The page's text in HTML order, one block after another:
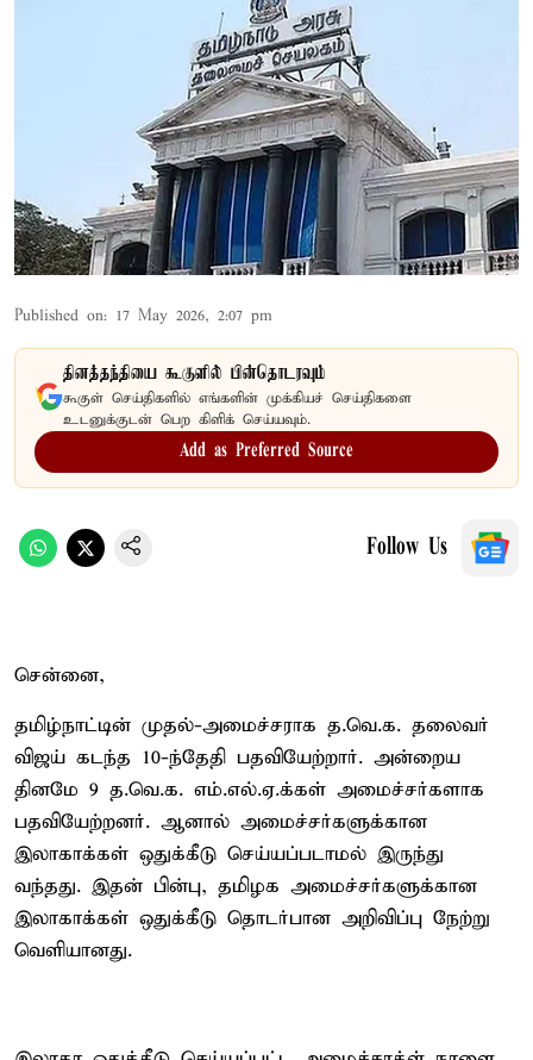
Published on: 17 May 2026, 2:07 pm
தினத்தந்தியை கூகுளில் பின்தொடரவும்
கூகுள் செய்திகளில் எங்களின் முக்கியச் செய்திகளை
உடனுக்குடன் பெற கிளிக் செய்யவும்.
Add as Preferred Source
Follow Us
சென்னை,
தமிழ்நாட்டின் முதல்-அமைச்சராக த.வெ.க. தலைவர்
விஜய் கடந்த 10-ந்தேதி பதவியேற்றார். அன்றைய
தினமே 9 த.வெ.க. எம்.எல்.ஏ.க்கள் அமைச்சர்களாக
பதவியேற்றனர். ஆனால் அமைச்சர்களுக்கான
இலாகாக்கள் ஒதுக்கீடு செய்யப்படாமல் இருந்து
வந்தது. இதன் பின்பு, தமிழக அமைச்சர்களுக்கான
இலாகாக்கள் ஒதுக்கீடு தொடர்பான அறிவிப்பு நேற்று
வெளியானது.